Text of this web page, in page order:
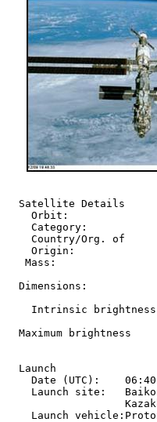
  Satellite Details
Orbit:
Category:
    Country/Org. of
Origin:
Mass:
Dimensions:
Intrinsic
Maximum brightness
  Launch
Date (UTC):
Launch site:
Launch